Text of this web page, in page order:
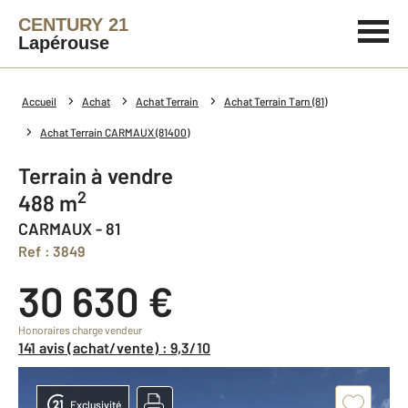
CENTURY 21
Lapérouse
Accueil Achat Achat Terrain Achat Terrain Tarn (81)
Achat Terrain CARMAUX (81400)
Terrain à vendre
488 m2
CARMAUX - 81
Ref : 3849
30 630 €
Honoraires charge vendeur
141 avis (achat/vente) : 9,3/10
Exclusivité